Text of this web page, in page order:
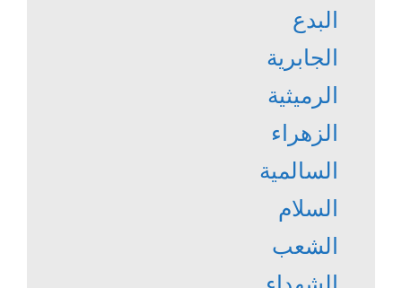
البدع
الجابرية
الرميثية
الزهراء
السالمية
السلام
الشعب